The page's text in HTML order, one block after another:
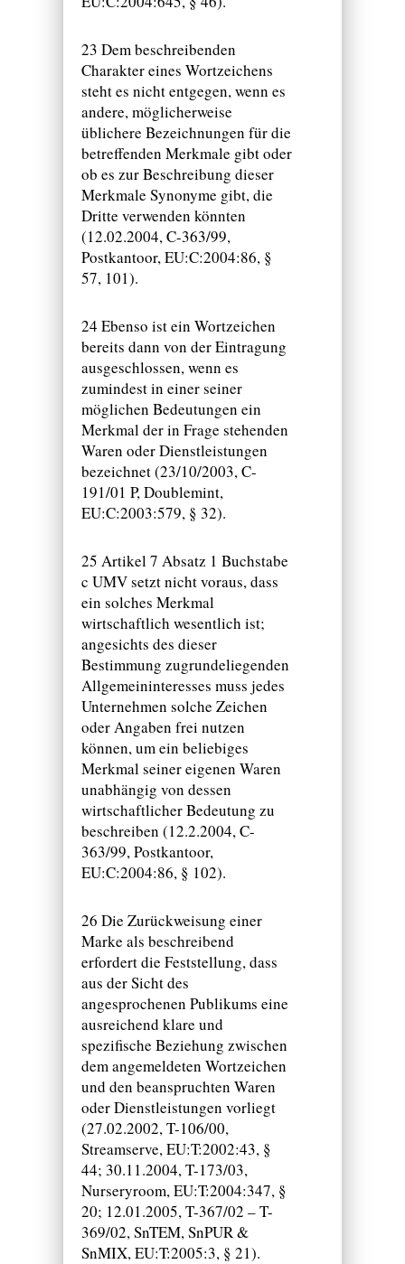
23 Dem beschreibenden
Charakter eines Wortzeichens
steht es nicht entgegen, wenn es
andere, möglicherweise
üblichere Bezeichnungen für die
betreffenden Merkmale gibt oder
ob es zur Beschreibung dieser
Merkmale Synonyme gibt, die
Dritte verwenden könnten
(12.02.2004, C-363/99,
Postkantoor, EU:C:2004:86, §
57, 101).
24 Ebenso ist ein Wortzeichen
bereits dann von der Eintragung
ausgeschlossen, wenn es
zumindest in einer seiner
möglichen Bedeutungen ein
Merkmal der in Frage stehenden
Waren oder Dienstleistungen
bezeichnet (23/10/2003, C-
191/01 P, Doublemint,
EU:C:2003:579, § 32).
25 Artikel 7 Absatz 1 Buchstabe
c UMV setzt nicht voraus, dass
ein solches Merkmal
wirtschaftlich wesentlich ist;
angesichts des dieser
Bestimmung zugrundeliegenden
Allgemeininteresses muss jedes
Unternehmen solche Zeichen
oder Angaben frei nutzen
können, um ein beliebiges
Merkmal seiner eigenen Waren
unabhängig von dessen
wirtschaftlicher Bedeutung zu
beschreiben (12.2.2004, C-
363/99, Postkantoor,
EU:C:2004:86, § 102).
26 Die Zurückweisung einer
Marke als beschreibend
erfordert die Feststellung, dass
aus der Sicht des
angesprochenen Publikums eine
ausreichend klare und
spezifische Beziehung zwischen
dem angemeldeten Wortzeichen
und den beanspruchten Waren
oder Dienstleistungen vorliegt
(27.02.2002, T-106/00,
Streamserve, EU:T:2002:43, §
44; 30.11.2004, T-173/03,
Nurseryroom, EU:T:2004:347, §
20; 12.01.2005, T-367/02 – T-
369/02, SnTEM, SnPUR &
SnMIX, EU:T:2005:3, § 21).